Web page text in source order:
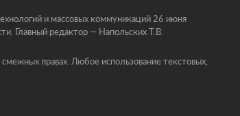
и массовых коммуникаций 26 июня
Главный редактор — Напольских Т.В.
правах. Любое использование текстовых,